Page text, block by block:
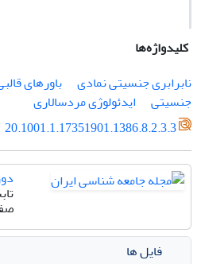
کلیدواژه‌ها
نابرابری جنسیتی نمادی
باورهای
جنسیتی
ایدئولوژی مردسالاری
20.1001.1.17351901.1386.8.2.3.3
دوره
فایل ها